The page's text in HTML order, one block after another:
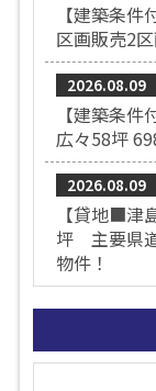
【建築条
区画販売2
2026.08.09
【建築条
広々58坪
2026.08.09
【貸地■津
坪 主要県
物件！